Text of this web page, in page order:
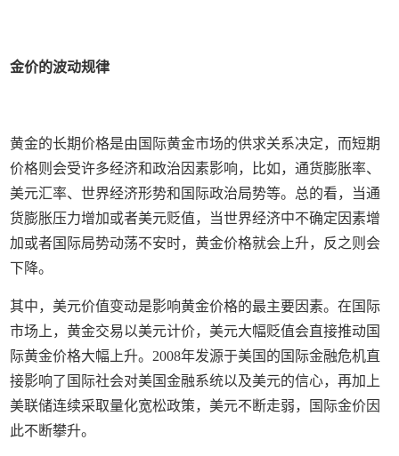
金价的波动规律
黄金的长期价格是由国际黄金市场的供求关系决定，而短期
价格则会受许多经济和政治因素影响，比如，通货膨胀率、
美元汇率、世界经济形势和国际政治局势等。总的看，当通
货膨胀压力增加或者美元贬值，当世界经济中不确定因素增
加或者国际局势动荡不安时，黄金价格就会上升，反之则会
下降。
其中，美元价值变动是影响黄金价格的最主要因素。在国际
市场上，黄金交易以美元计价，美元大幅贬值会直接推动国
际黄金价格大幅上升。2008年发源于美国的国际金融危机直
接影响了国际社会对美国金融系统以及美元的信心，再加上
美联储连续采取量化宽松政策，美元不断走弱，国际金价因
此不断攀升。